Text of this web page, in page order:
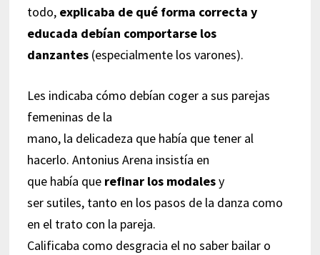
todo, explicaba de qué forma correcta y
educada debían comportarse los
danzantes(especialmente los varones).
Les indicaba cómo debían coger a sus parejas
femeninas de la
mano, la delicadeza que había que tener al
hacerlo. Antonius Arena insistía en
que había que refinar los modalesy
ser sutiles, tanto en los pasos de la danza como
en el trato con la pareja.
Calificaba como desgracia el no saber bailar o